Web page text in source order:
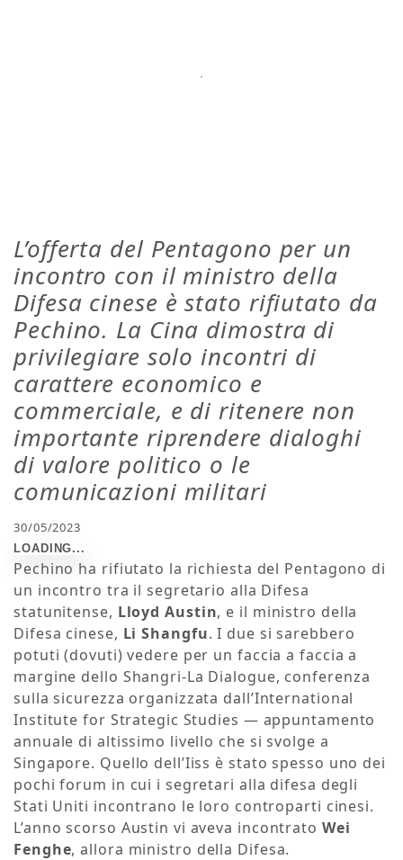
L’offerta del Pentagono per un
incontro con il ministro della
Difesa cinese è stato rifiutato da
Pechino. La Cina dimostra di
privilegiare solo incontri di
carattere economico e
commerciale, e di ritenere non
importante riprendere dialoghi
di valore politico o le
comunicazioni militari
30/05/2023
Pechino ha rifiutato la richiesta del Pentagono di
un incontro tra il segretario alla Difesa
statunitense, Lloyd Austin, e il ministro della
Difesa cinese, Li Shangfu. I due si sarebbero
potuti (dovuti) vedere per un faccia a faccia a
margine dello Shangri-La Dialogue, conferenza
sulla sicurezza organizzata dall’International
Institute for Strategic Studies — appuntamento
annuale di altissimo livello che si svolge a
Singapore. Quello dell’Iiss è stato spesso uno dei
pochi forum in cui i segretari alla difesa degli
Stati Uniti incontrano le loro controparti cinesi.
L’anno scorso Austin vi aveva incontrato Wei
Fenghe, allora ministro della Difesa.